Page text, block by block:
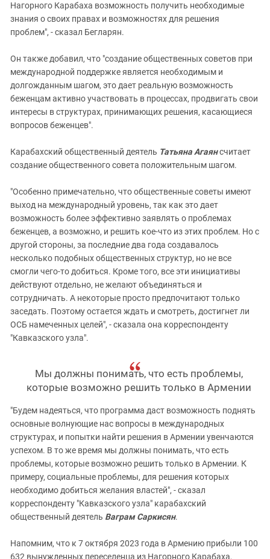
Нагорного Карабаха возможность получить необходимые
знания о своих правах и возможностях для решения
проблем", - сказал Бегларян.
Он также добавил, что "создание общественных советов при
международной поддержке является необходимым и
долгожданным шагом, это дает реальную возможность
беженцам активно участвовать в процессах, продвигать свои
интересы в структурах, принимающих решения, касающиеся
вопросов беженцев".
Карабахский общественный деятель Татьяна Агаянсчитает
создание общественного совета положительным шагом.
"Особенно примечательно, что общественные советы имеют
выход на международный уровень, так как это дает
возможность более эффективно заявлять о проблемах
беженцев, а возможно, и решить кое-что из этих проблем. Но с
другой стороны, за последние два года создавалось
несколько подобных общественных структур, но не все
смогли чего-то добиться. Кроме того, все эти инициативы
действуют отдельно, не желают объединяться и
сотрудничать. А некоторые просто предпочитают только
заседать. Поэтому остается ждать и смотреть, достигнет ли
ОСБ намеченных целей", - сказала она корреспонденту
"Кавказского узла".
Мы должны понимать, что есть проблемы,
которые возможно решить только в Армении
"Будем надеяться, что программа даст возможность поднять
основные волнующие нас вопросы в международных
структурах, и попытки найти решения в Армении увенчаются
успехом. В то же время мы должны понимать, что есть
проблемы, которые возможно решить только в Армении. К
примеру, социальные проблемы, для решения которых
необходимо добиться желания властей", - сказал
корреспонденту "Кавказского узла" карабахский
общественный деятель Ваграм Саркисян.
Напомним, что к 7 октября 2023 года в Армению прибыли 100
632 вынужденных переселенца из Нагорного Карабаха,